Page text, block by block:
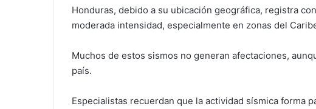
Honduras, debido a su ubicación geográfica, registra
moderada intensidad, especialmente en zonas del
Muchos de estos sismos no generan afectaciones,
país.
Especialistas recuerdan que la actividad sísmica forma